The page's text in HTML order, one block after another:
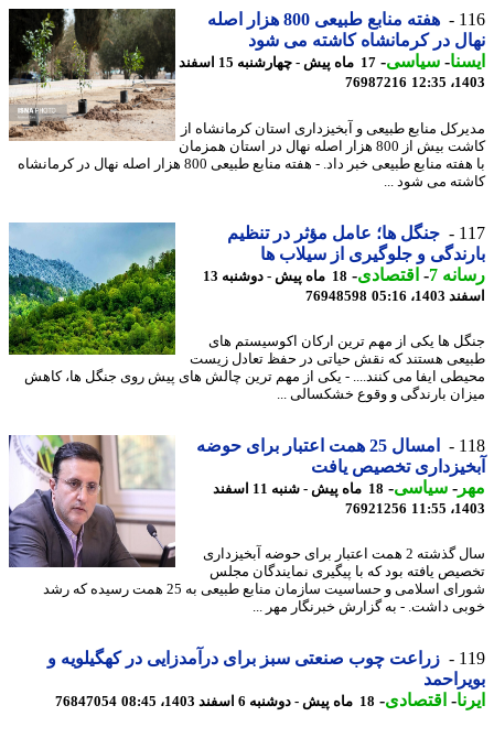
هفته منابع طبیعی 800 هزار اصله
در کرمانشاه کاشته می شود
-سیاسی-
17 ماه پیش - چهارشنبه 15 اسفند
76987216
منابع طبیعی و آبخیزداری استان کرمانشاه از
کاشت بیش از 800 هزار اصله نهال در استان همزمان
با هفته منابع طبیعی خبر داد. - هفته منابع طبیعی 800 هزار اصله نهال در کرمانشاه
می شود ...
جنگل ها؛ عامل مؤثر در تنظیم
و جلوگیری از سیلاب ها
7
-اقتصادی-
18 ماه پیش - دوشنبه 13
05:16
76948598
ها یکی از مهم ترین ارکان اکوسیستم های
هستند که نقش حیاتی در حفظ تعادل زیست
ایفا می کنند.... - یکی از مهم ترین چالش های پیش روی جنگل ها، کاهش
بارندگی و وقوع خشکسالی ...
امسال 25 همت اعتبار برای حوضه
تخصیص یافت
-سیاسی-
18 ماه پیش - شنبه 11 اسفند
76921256
سال گذشته 2 همت اعتبار برای حوضه آبخیزداری
یافته بود که با پیگیری نمایندگان مجلس
شورای اسلامی و حساسیت سازمان منابع طبیعی به 25 همت رسیده که رشد
داشت. - به گزارش خبرنگار مهر ...
زراعت چوب صنعتی سبز برای درآمدزایی در کهگیلویه و
-اقتصادی-18 ماه پیش - دوشنبه 6 اسفند 1403، 08:45 76847054